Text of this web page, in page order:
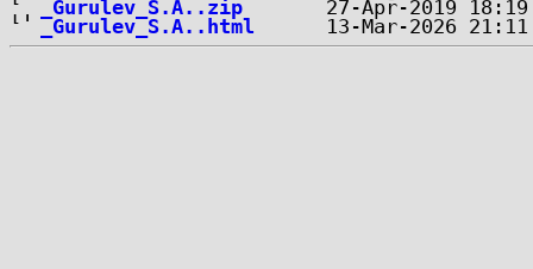
_Gurulev_S.A..zip
_Gurulev_S.A..html